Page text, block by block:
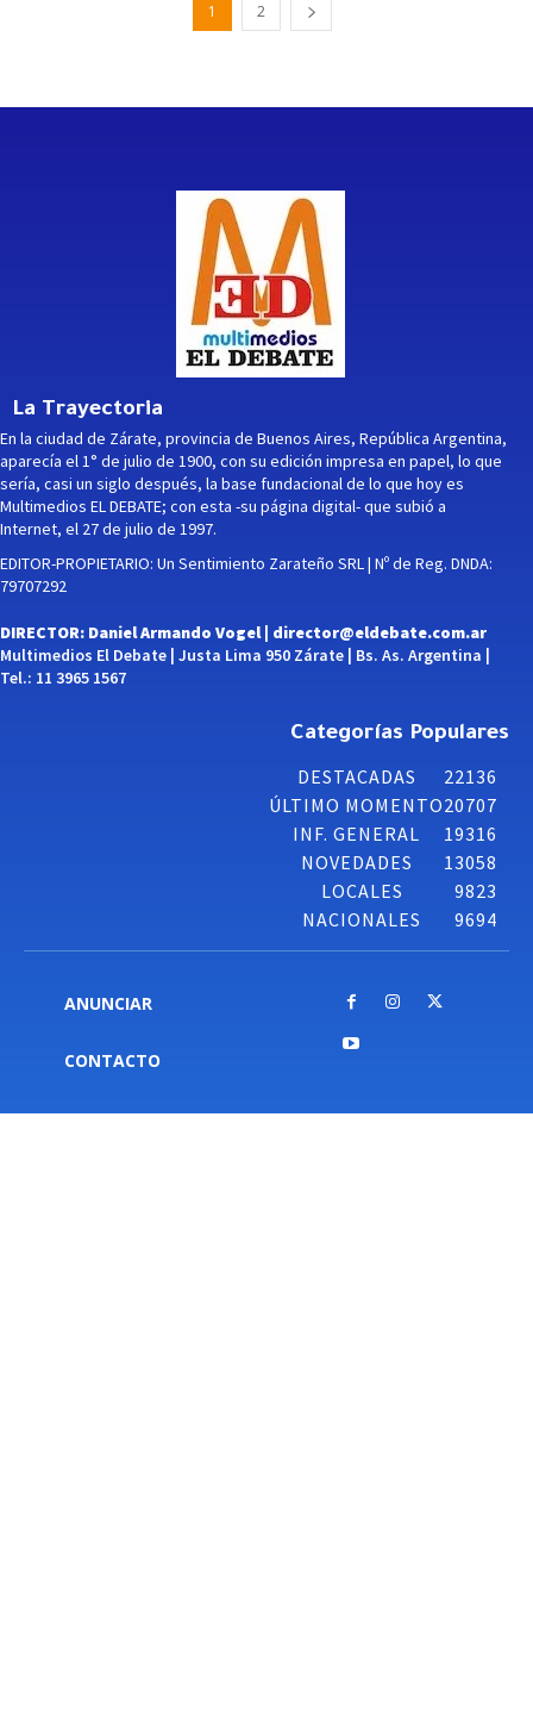
1 2
La Trayectoria
En la ciudad de Zárate, provincia de Buenos Aires, República Argentina,
aparecía el 1° de julio de 1900, con su edición impresa en papel, lo que
sería, casi un siglo después, la base fundacional de lo que hoy es
Multimedios EL DEBATE; con esta -su página digital- que subió a
Internet, el 27 de julio de 1997.
EDITOR-PROPIETARIO: Un Sentimiento Zarateño SRL | Nº de Reg. DNDA:
79707292
DIRECTOR: Daniel Armando Vogel | director@eldebate.com.ar
Multimedios El Debate | Justa Lima 950 Zárate | Bs. As. Argentina |
Tel.: 11 3965 1567
Categorías Populares
DESTACADAS
22136
ÚLTIMO MOMENTO20707
INF. GENERAL
19316
NOVEDADES
13058
LOCALES
9823
NACIONALES
9694
ANUNCIAR
CONTACTO